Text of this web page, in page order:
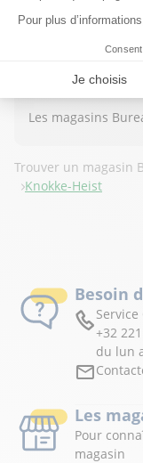
Est-il possible
retirer sa
Les magasins
Trouver un magasin
Knokke-Heist
Besoin
+32
du lun
Les
Pour
magasin